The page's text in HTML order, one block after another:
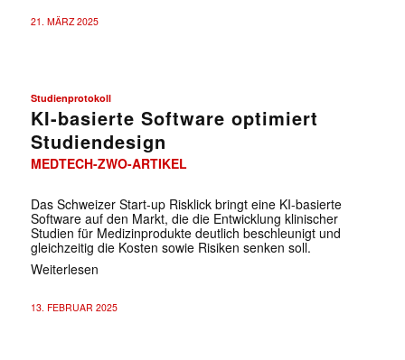
21. MÄRZ 2025
Studienprotokoll
KI-basierte Software optimiert
Studiendesign
MEDTECH-ZWO-ARTIKEL
Das Schweizer Start-up Risklick bringt eine KI-basierte
Software auf den Markt, die die Entwicklung klinischer
Studien für Medizinprodukte deutlich beschleunigt und
gleichzeitig die Kosten sowie Risiken senken soll.
Weiterlesen
13. FEBRUAR 2025